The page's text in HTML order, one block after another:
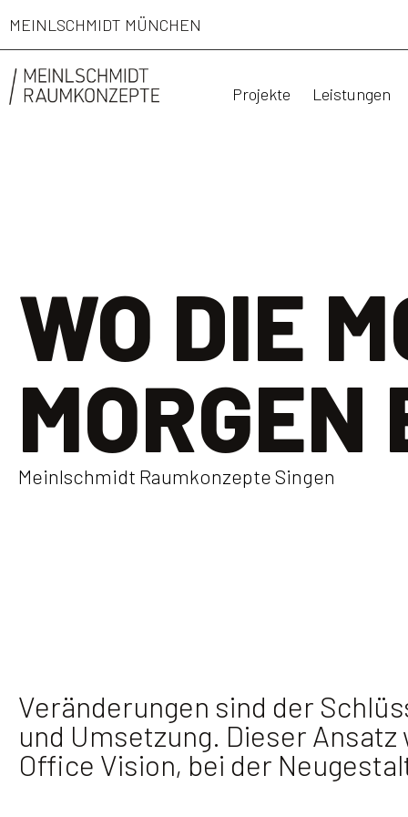
MEINLSCHMIDT MÜNCHEN
Projekte Leistungen
WO DIE
MORGEN
Meinlschmidt Raumkonzepte Singen
Veränderungen sind der
und Umsetzung. Dieser
Office Vision, bei der